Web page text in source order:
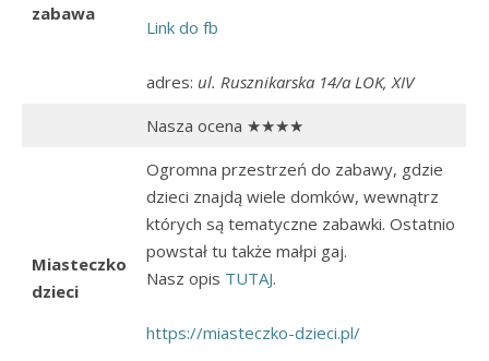
zabawa
Link do fb
adres: ul. Rusznikarska 14/a LOK, XIV
Nasza ocena ★★★★
Miasteczko
dzieci
Ogromna przestrzeń do zabawy, gdzie
dzieci znajdą wiele domków, wewnątrz
których są tematyczne zabawki. Ostatnio
powstał tu także małpi gaj.
Nasz opis TUTAJ.
https://miasteczko-dzieci.pl/